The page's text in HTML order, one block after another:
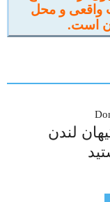
واقعی و محل
است.
لندن